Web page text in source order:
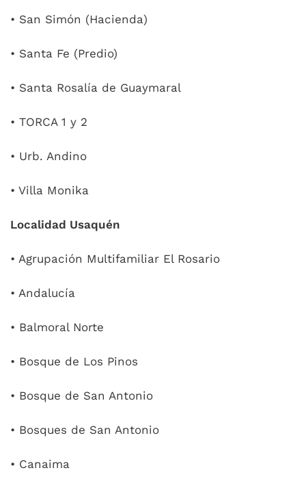
• San Simón (Hacienda)
• Santa Fe (Predio)
• Santa Rosalía de Guaymaral
• TORCA 1 y 2
• Urb. Andino
• Villa Monika
Localidad Usaquén
• Agrupación Multifamiliar El Rosario
• Andalucía
• Balmoral Norte
• Bosque de Los Pinos
• Bosque de San Antonio
• Bosques de San Antonio
• Canaima